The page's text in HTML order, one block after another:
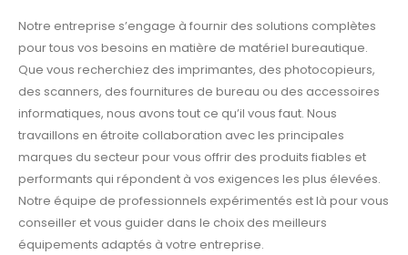
Notre entreprise s’engage à fournir des solutions complètes
pour tous vos besoins en matière de matériel bureautique.
Que vous recherchiez des imprimantes, des photocopieurs,
des scanners, des fournitures de bureau ou des accessoires
informatiques, nous avons tout ce qu’il vous faut. Nous
travaillons en étroite collaboration avec les principales
marques du secteur pour vous offrir des produits fiables et
performants qui répondent à vos exigences les plus élevées.
Notre équipe de professionnels expérimentés est là pour vous
conseiller et vous guider dans le choix des meilleurs
équipements adaptés à votre entreprise.